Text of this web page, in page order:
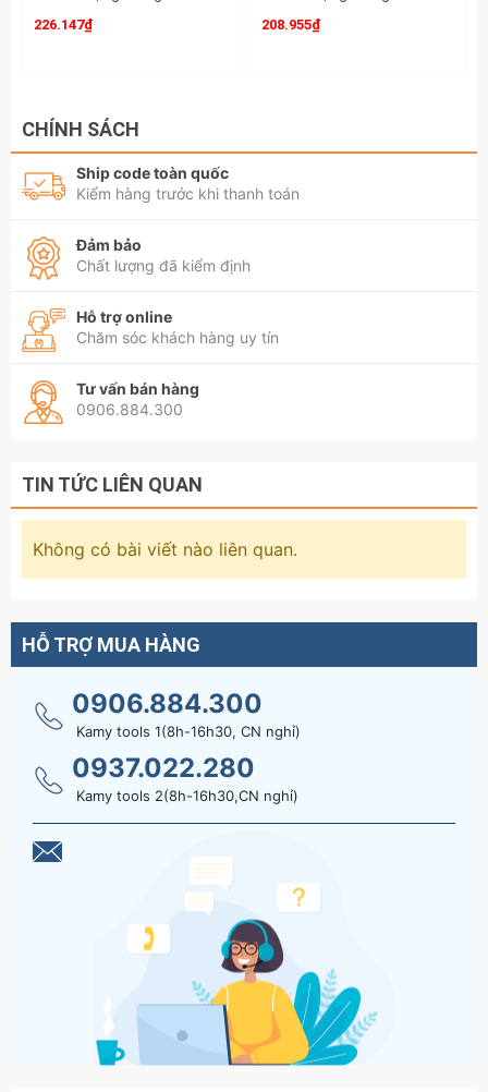
226.147₫ 208.955₫
CHÍNH SÁCH
Ship code toàn quốc
Kiểm hàng trước khi thanh toán
Đảm bảo
Chất lượng đã kiểm định
Hỗ trợ online
Chăm sóc khách hàng uy tín
Tư vấn bán hàng
0906.884.300
TIN TỨC LIÊN QUAN
Không có bài viết nào liên quan.
HỖ TRỢ MUA HÀNG
0906.884.300
Kamy tools 1(8h-16h30, CN nghỉ)
0937.022.280
Kamy tools 2(8h-16h30,CN nghỉ)